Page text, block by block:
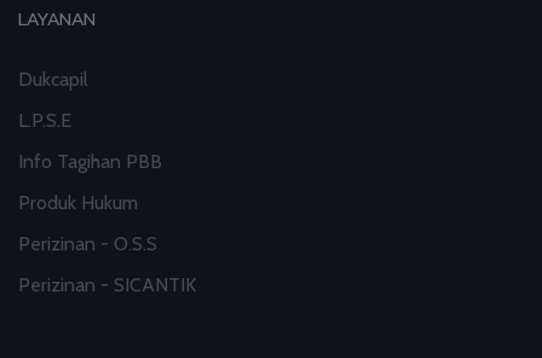
LAYANAN
Dukcapil
L.P.S.E
Info Tagihan PBB
Produk Hukum
Perizinan - O.S.S
Perizinan - SICANTIK